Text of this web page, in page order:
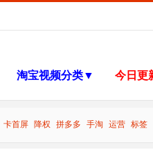
淘宝视频分类▼ 今日
卡首屏 降权 拼多多 手淘 运营 标签